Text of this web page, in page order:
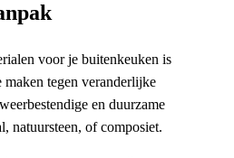
voor je buitenkeuken is
maken tegen veranderlijke
en duurzame
natuursteen, of composiet.